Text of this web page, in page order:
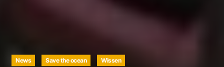
News Save the ocean Wissen